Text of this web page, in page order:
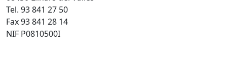
Tel. 93 841 27 50
Fax 93 841 28 14
NIF P0810500I